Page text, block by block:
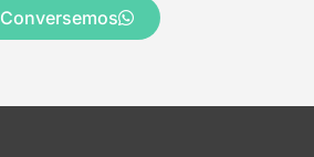
Conversemos